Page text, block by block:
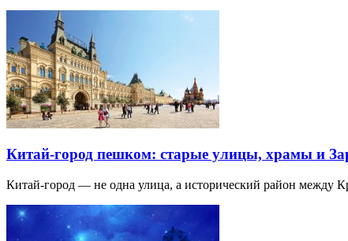
Китай-город пешком: старые улицы, храмы и
Китай-город — не одна улица, а исторический район между